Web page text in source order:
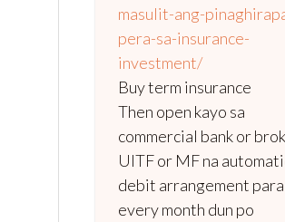
masulit-ang-
pera-sa-insurance-
investment/
Buy term insurance
Then open kayo sa
commercial bank or
UITF or MF na
debit arrangement para
every month dun po